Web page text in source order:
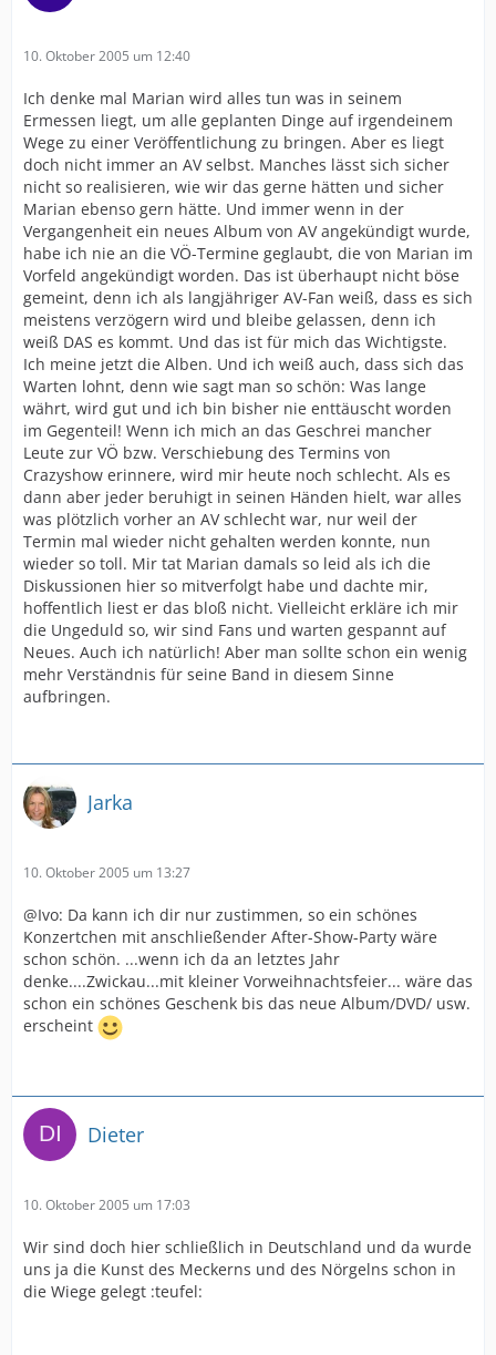
10. Oktober 2005 um 12:40
Ich denke mal Marian wird alles tun was in seinem
Ermessen liegt, um alle geplanten Dinge auf irgendeinem
Wege zu einer Veröffentlichung zu bringen. Aber es liegt
doch nicht immer an AV selbst. Manches lässt sich sicher
nicht so realisieren, wie wir das gerne hätten und sicher
Marian ebenso gern hätte. Und immer wenn in der
Vergangenheit ein neues Album von AV angekündigt wurde,
habe ich nie an die VÖ-Termine geglaubt, die von Marian im
Vorfeld angekündigt worden. Das ist überhaupt nicht böse
gemeint, denn ich als langjähriger AV-Fan weiß, dass es sich
meistens verzögern wird und bleibe gelassen, denn ich
weiß DAS es kommt. Und das ist für mich das Wichtigste.
Ich meine jetzt die Alben. Und ich weiß auch, dass sich das
Warten lohnt, denn wie sagt man so schön: Was lange
währt, wird gut und ich bin bisher nie enttäuscht worden
im Gegenteil! Wenn ich mich an das Geschrei mancher
Leute zur VÖ bzw. Verschiebung des Termins von
Crazyshow erinnere, wird mir heute noch schlecht. Als es
dann aber jeder beruhigt in seinen Händen hielt, war alles
was plötzlich vorher an AV schlecht war, nur weil der
Termin mal wieder nicht gehalten werden konnte, nun
wieder so toll. Mir tat Marian damals so leid als ich die
Diskussionen hier so mitverfolgt habe und dachte mir,
hoffentlich liest er das bloß nicht. Vielleicht erkläre ich mir
die Ungeduld so, wir sind Fans und warten gespannt auf
Neues. Auch ich natürlich! Aber man sollte schon ein wenig
mehr Verständnis für seine Band in diesem Sinne
aufbringen.
Jarka
10. Oktober 2005 um 13:27
@Ivo: Da kann ich dir nur zustimmen, so ein schönes
Konzertchen mit anschließender After-Show-Party wäre
schon schön. ...wenn ich da an letztes Jahr
denke....Zwickau...mit kleiner Vorweihnachtsfeier... wäre das
schon ein schönes Geschenk bis das neue Album/DVD/ usw.
erscheint
Dieter
10. Oktober 2005 um 17:03
Wir sind doch hier schließlich in Deutschland und da wurde
uns ja die Kunst des Meckerns und des Nörgelns schon in
die Wiege gelegt :teufel: